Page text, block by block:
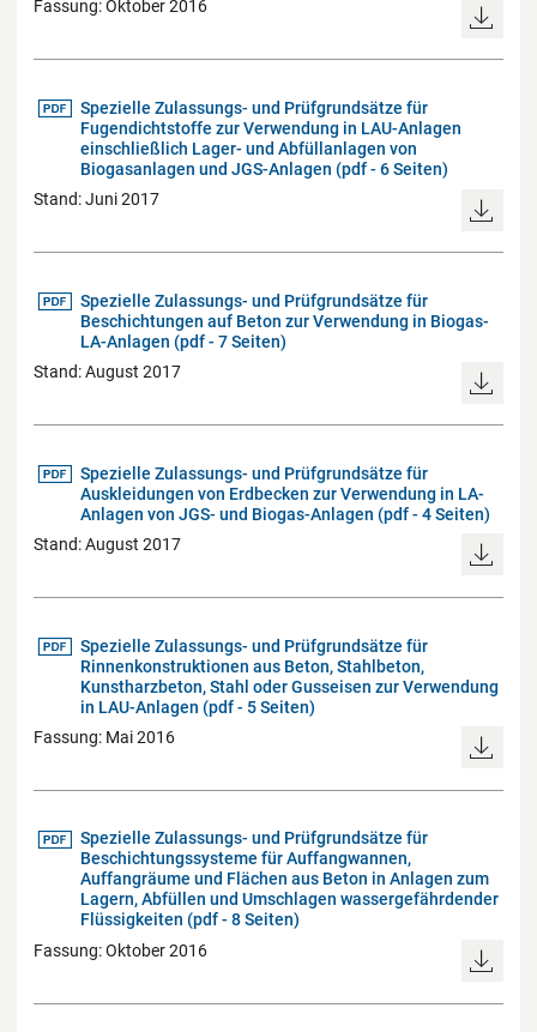
Fassung: Oktober 2016
Spezielle Zulassungs- und Prüfgrundsätze für
Fugendichtstoffe zur Verwendung in LAU-Anlagen
einschließlich Lager- und Abfüllanlagen von
Biogasanlagen und JGS-Anlagen (pdf - 6 Seiten)
Stand: Juni 2017
Spezielle Zulassungs- und Prüfgrundsätze für
Beschichtungen auf Beton zur Verwendung in Biogas-
LA-Anlagen (pdf - 7 Seiten)
Stand: August 2017
Spezielle Zulassungs- und Prüfgrundsätze für
Auskleidungen von Erdbecken zur Verwendung in LA-
Anlagen von JGS- und Biogas-Anlagen (pdf - 4 Seiten)
Stand: August 2017
Spezielle Zulassungs- und Prüfgrundsätze für
Rinnenkonstruktionen aus Beton, Stahlbeton,
Kunstharzbeton, Stahl oder Gusseisen zur Verwendung
in LAU-Anlagen (pdf - 5 Seiten)
Fassung: Mai 2016
Spezielle Zulassungs- und Prüfgrundsätze für
Beschichtungssysteme für Auffangwannen,
Auffangräume und Flächen aus Beton in Anlagen zum
Lagern, Abfüllen und Umschlagen wassergefährdender
Flüssigkeiten (pdf - 8 Seiten)
Fassung: Oktober 2016